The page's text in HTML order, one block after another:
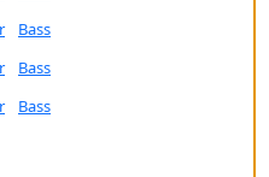
Bass
Bass
Bass